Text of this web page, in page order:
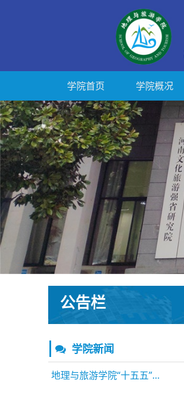
学院首页 学院概况
公告栏
学院新闻
地理与旅游学院“十五五”高质量发展论坛顺利举